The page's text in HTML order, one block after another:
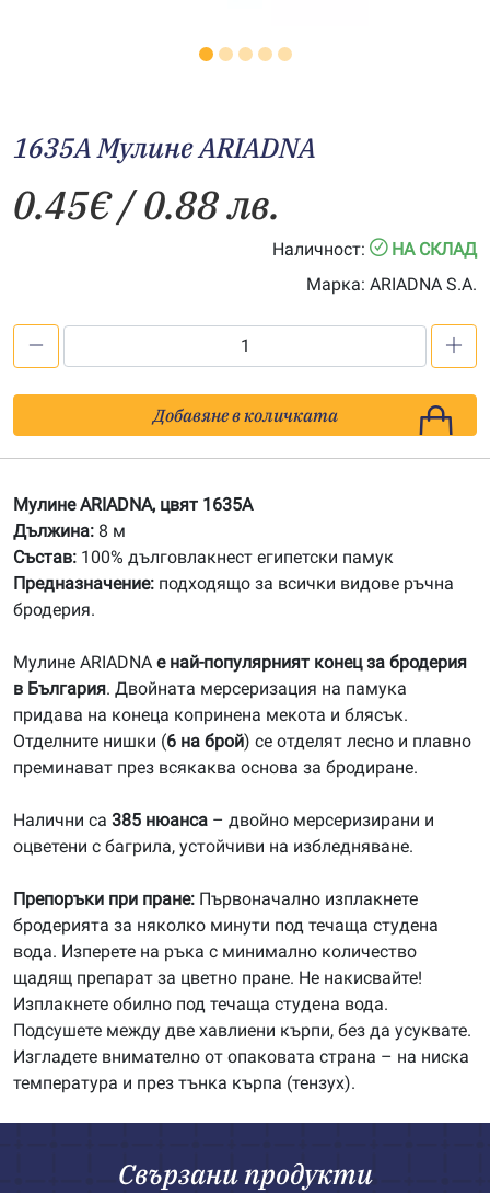
1635A Мулине АRIADNA
0.45€/ 0.88 лв.
Наличност:
НА СКЛАД
Марка: ARIADNA S.A.
Мулине
АRIADNA
Добавяне в количката
Мулине ARIADNA, цвят 1635A
Дължина: 8 м
Състав: 100% дълговлакнест египетски памук
Предназначение: подходящо за всички видове ръчна
бродерия.
Мулине ARIADNA е най-популярният конец за бродерия
в България. Двойната мерсеризация на памука
придава на конеца копринена мекота и блясък.
Отделните нишки (6 на брой) се отделят лесно и плавно
преминават през всякаква основа за бродиране.
Налични са 385 нюанса – двойно мерсеризирани и
оцветени с багрила, устойчиви на избледняване.
Препоръки при пране: Първоначално изплакнете
бродерията за няколко минути под течаща студена
вода. Изперете на ръка с минимално количество
щадящ препарат за цветно пране. Не накисвайте!
Изплакнете обилно под течаща студена вода.
Подсушете между две хавлиени кърпи, без да усуквате.
Изгладете внимателно от опаковата страна – на ниска
температура и през тънка кърпа (тензух).
Свързани продукти